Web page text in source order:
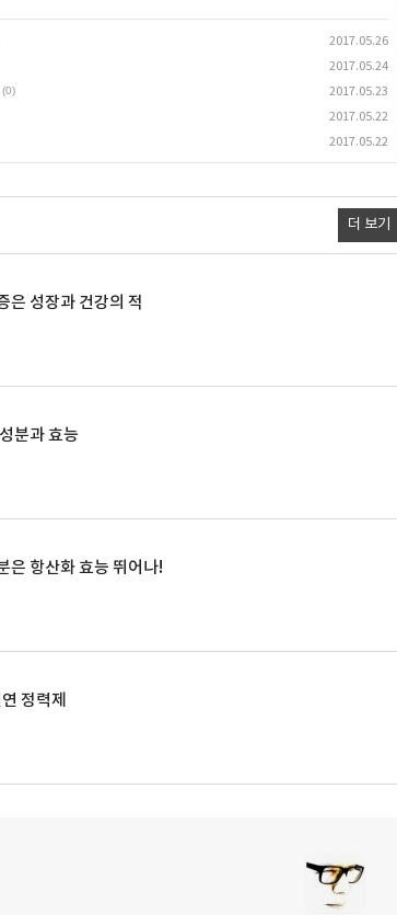
2017.05.26
2017.05.24
(0)
2017.05.23
2017.05.22
2017.05.22
더 보기
은 성장과 건강의 적
분과 효능
은 항산화 효능 뛰어나!
정력제